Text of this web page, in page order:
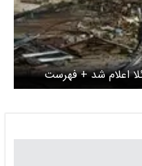
اعلام شد + فهرست